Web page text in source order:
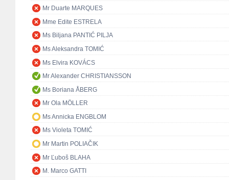
Mr Duarte MARQUES
Mme Edite ESTRELA
Ms Biljana PANTIĆ PILJA
Ms Aleksandra TOMIĆ
Ms Elvira KOVÁCS
Mr Alexander CHRISTIANSSON
Ms Boriana ÅBERG
Mr Ola MÖLLER
Ms Annicka ENGBLOM
Ms Violeta TOMIĆ
Mr Martin POLIAČIK
Mr Ľuboš BLAHA
M. Marco GATTI